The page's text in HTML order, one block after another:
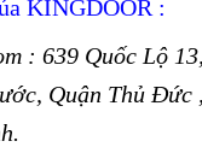
KINGDOOR :
: 639 Quốc Lộ
Quận Thủ Đức